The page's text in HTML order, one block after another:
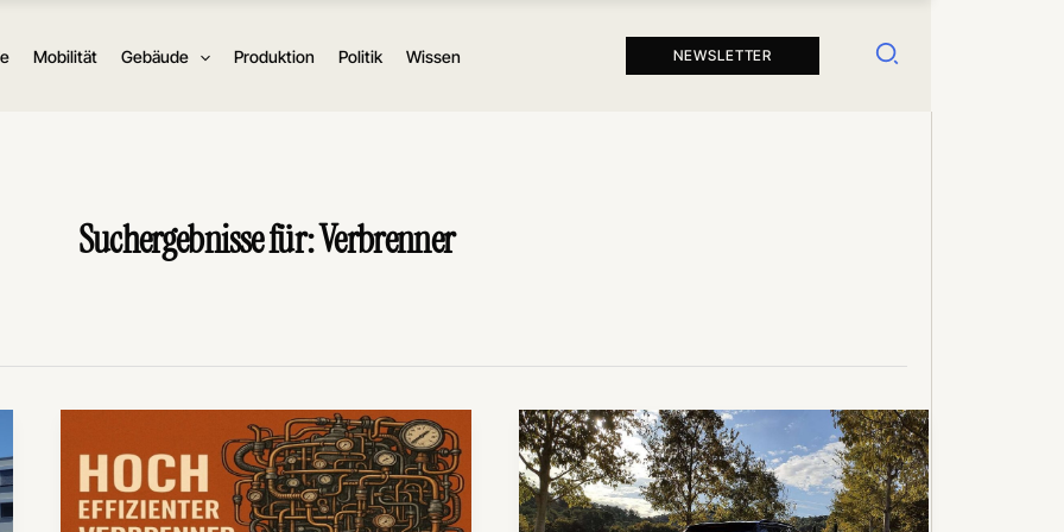
Mobilität Gebäude Produktion Politik Wissen NEWSLETTER Suchen
Suchergebnisse für:Verbrenner